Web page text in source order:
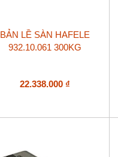
BẢN LỀ SÀN HAFELE
932.10.061 300KG
22.338.000 ₫